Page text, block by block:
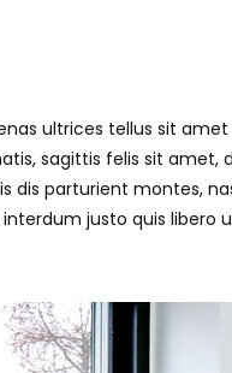
ultrices tellus sit
sagittis felis sit amet,
dis parturient montes,
interdum justo quis libero